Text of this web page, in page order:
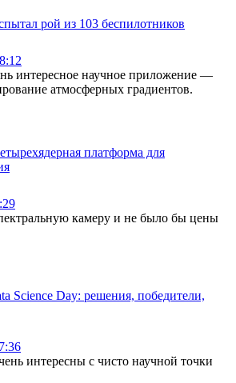
рой из 103 беспилотников
интересное научное приложение —
атмосферных градиентов.
платформа для
камеру и не было бы цены
Science Day: решения, победители,
интересны с чисто научной точки